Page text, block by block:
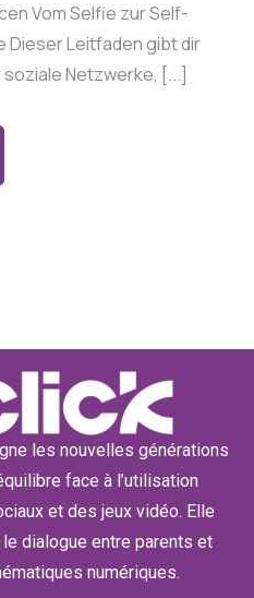
Vom Selfie zur Self-
Dieser Leitfaden gibt dir
Netzwerke, [...]
les nouvelles générations
face à l’utilisation
et des jeux vidéo. Elle
dialogue entre parents et
numériques.